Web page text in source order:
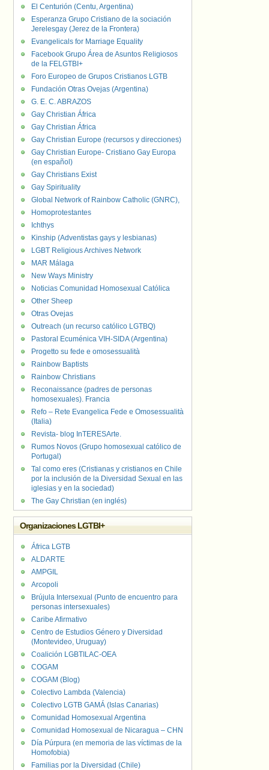
El Centurión (Centu, Argentina)
Esperanza Grupo Cristiano de la sociación
Jerelesgay (Jerez de la Frontera)
Evangelicals for Marriage Equality
Facebook Grupo Área de Asuntos Religiosos
de la FELGTBI+
Foro Europeo de Grupos Cristianos LGTB
Fundación Otras Ovejas (Argentina)
G. E. C. ABRAZOS
Gay Christian África
Gay Christian África
Gay Christian Europe (recursos y direcciones)
Gay Christian Europe- Cristiano Gay Europa
(en español)
Gay Christians Exist
Gay Spirituality
Global Network of Rainbow Catholic (GNRC),
Homoprotestantes
Ichthys
Kinship (Adventistas gays y lesbianas)
LGBT Religious Archives Network
MAR Málaga
New Ways Ministry
Noticias Comunidad Homosexual Católica
Other Sheep
Otras Ovejas
Outreach (un recurso católico LGTBQ)
Pastoral Ecuménica VIH-SIDA (Argentina)
Progetto su fede e omosessualità
Rainbow Baptists
Rainbow Christians
Reconaissance (padres de personas
homosexuales). Francia
Refo – Rete Evangelica Fede e Omosessualità
(Italia)
Revista- blog InTERESArte.
Rumos Novos (Grupo homosexual católico de
Portugal)
Tal como eres (Cristianas y cristianos en Chile
por la inclusión de la Diversidad Sexual en las
iglesias y en la sociedad)
The Gay Christian (en inglés)
Organizaciones LGTBI+
África LGTB
ALDARTE
AMPGIL
Arcopoli
Brújula Intersexual (Punto de encuentro para
personas intersexuales)
Caribe Afirmativo
Centro de Estudios Género y Diversidad
(Montevideo, Uruguay)
Coalición LGBTILAC-OEA
COGAM
COGAM (Blog)
Colectivo Lambda (Valencia)
Colectivo LGTB GAMÁ (Islas Canarias)
Comunidad Homosexual Argentina
Comunidad Homosexual de Nicaragua – CHN
Día Púrpura (en memoria de las víctimas de la
Homofobia)
Familias por la Diversidad (Chile)